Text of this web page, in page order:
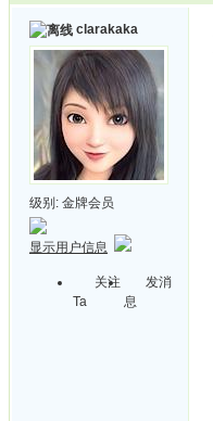
clarakaka
级别: 金牌会员
显示用户信息
关注
Ta
发消
息